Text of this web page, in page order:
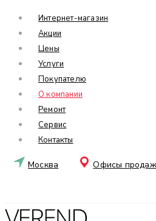
Интернет-магазин
Акции
Цены
Услуги
Покупателю
О компании
Ремонт
Сервис
Контакты
Москва Офисы продаж